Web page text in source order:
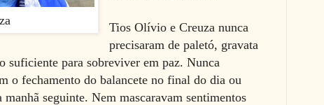
Tios Olívio e Creuza nunca
precisaram de paletó, gravata
suficiente para sobreviver em paz. Nunca
o fechamento do balancete no final do dia ou
seguinte. Nem mascaravam sentimentos